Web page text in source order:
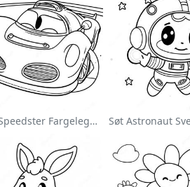
Sonic Speedster Fargeleggingsside